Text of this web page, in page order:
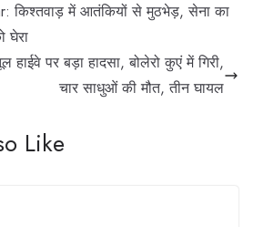
किश्तवाड़ में आतंकियों से मुठभेड़, सेना का
घेरा
पर बड़ा हादसा, बोलेरो कुएं में गिरी,
चार साधुओं की मौत, तीन घायल
Like